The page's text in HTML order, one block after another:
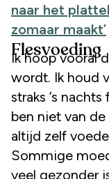
naar het
zomaar maakt’
Flesvoeding
Ik hoop vooral
wordt. Ik houd
straks ’s
ben niet van
altijd zelf
Sommige
veel gezonder